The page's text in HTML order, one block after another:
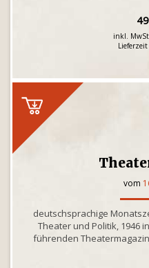
inkl.
vom
deutschsprachige
Theater und Politik, 1946
führenden